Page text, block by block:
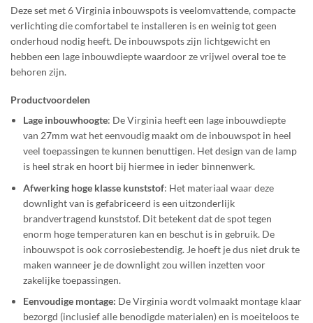
Deze set met 6 Virginia inbouwspots is veelomvattende, compacte
verlichting die comfortabel te installeren is en weinig tot geen
onderhoud nodig heeft. De inbouwspots zijn lichtgewicht en
hebben een lage inbouwdiepte waardoor ze vrijwel overal toe te
behoren zijn.
Productvoordelen
Lage inbouwhoogte: De Virginia heeft een lage inbouwdiepte
van 27mm wat het eenvoudig maakt om de inbouwspot in heel
veel toepassingen te kunnen benuttigen. Het design van de lamp
is heel strak en hoort bij hiermee in ieder binnenwerk.
Afwerking hoge klasse kunststof: Het materiaal waar deze
downlight van is gefabriceerd is een uitzonderlijk
brandvertragend kunststof. Dit betekent dat de spot tegen
enorm hoge temperaturen kan en beschut is in gebruik. De
inbouwspot is ook corrosiebestendig. Je hoeft je dus niet druk te
maken wanneer je de downlight zou willen inzetten voor
zakelijke toepassingen.
Eenvoudige montage: De Virginia wordt volmaakt montage klaar
bezorgd (inclusief alle benodigde materialen) en is moeiteloos te